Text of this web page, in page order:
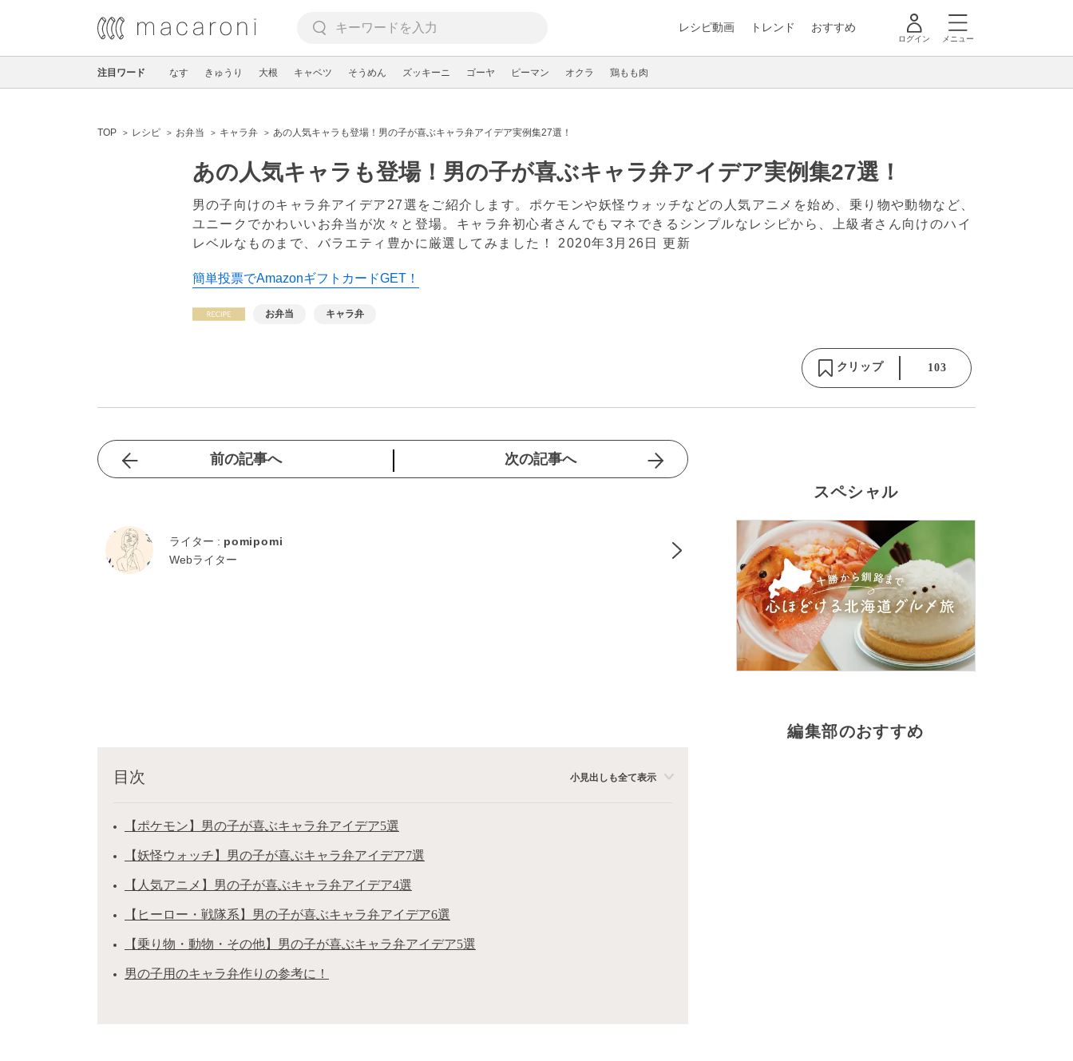
レシピ動画 トレンド おすすめ
ログイン メニュー
注目ワード なす きゅうり 大根 キャベツ そうめん ズッキーニ ゴーヤ ピーマン オクラ 鶏もも肉
TOP レシピ お弁当 キャラ弁 あの人気キャラも登場！男の子が喜ぶキャラ弁アイデア実例集27選！
あの人気キャラも登場！男の子が喜ぶキャラ弁アイデア実例集27選！
男の子向けのキャラ弁アイデア27選をご紹介します。ポケモンや妖怪ウォッチなどの人気アニメを始め、乗り物や動物など、
ユニークでかわいいお弁当が次々と登場。キャラ弁初心者さんでもマネできるシンプルなレシピから、上級者さん向けのハイ
レベルなものまで、バラエティ豊かに厳選してみました！ 2020年3月26日 更新
簡単投票でAmazonギフトカードGET！
お弁当 キャラ弁
クリップ 103
前の記事へ 次の記事へ
ライター : pomipomi
Webライター
目次 小見出しも全て表示
【ポケモン】男の子が喜ぶキャラ弁アイデア5選
【妖怪ウォッチ】男の子が喜ぶキャラ弁アイデア7選
【人気アニメ】男の子が喜ぶキャラ弁アイデア4選
【ヒーロー・戦隊系】男の子が喜ぶキャラ弁アイデア6選
【乗り物・動物・その他】男の子が喜ぶキャラ弁アイデア5選
男の子用のキャラ弁作りの参考に！
スペシャル
編集部のおすすめ